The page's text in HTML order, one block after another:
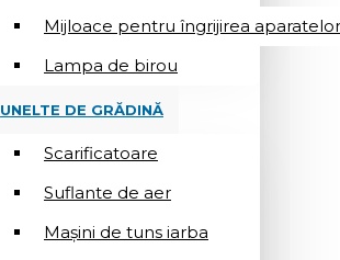
Mijloace pentru îngrijirea
Lampa de birou
UNELTE DE GRĂDINĂ
Scarificatoare
Suflantе de aer
Mașini de tuns iarba